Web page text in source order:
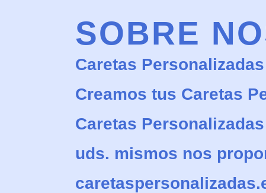
SOBRE
Caretas
Creamos tus Caretas
Caretas
uds. mismos nos